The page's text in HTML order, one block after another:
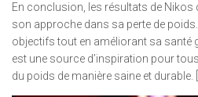
En conclusion, les résultats de Nikos
son approche dans sa perte de
objectifs tout en améliorant sa santé
est une source d’inspiration pour
du poids de manière saine et durable.